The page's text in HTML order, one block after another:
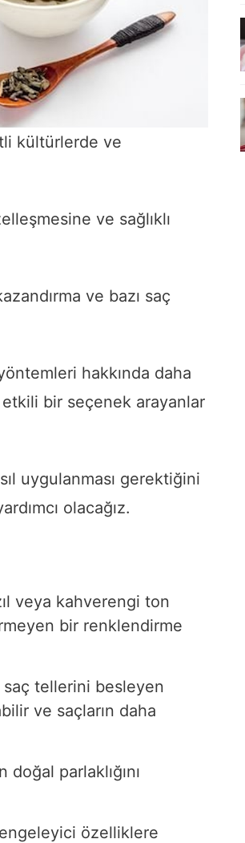
kültürlerde ve
ve sağlıklı
ve bazı saç
hakkında daha
bir seçenek arayanlar
uygulanması gerektiğini
olacağız.
veya kahverengi ton
bir renklendirme
saç tellerini besleyen
ve saçların daha
doğal parlaklığını
özelliklere